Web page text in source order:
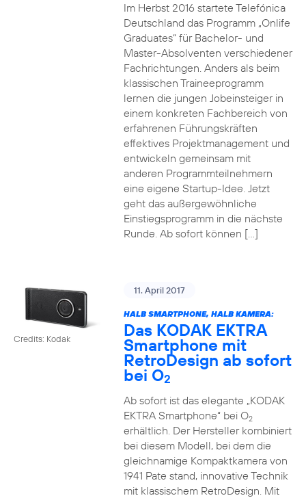
Im Herbst 2016 startete Telefónica
Deutschland das Programm „Onlife
Graduates“ für Bachelor- und
Master-Absolventen verschiedener
Fachrichtungen. Anders als beim
klassischen Traineeprogramm
lernen die jungen Jobeinsteiger in
einem konkreten Fachbereich von
erfahrenen Führungskräften
effektives Projektmanagement und
entwickeln gemeinsam mit
anderen Programmteilnehmern
eine eigene Startup-Idee. Jetzt
geht das außergewöhnliche
Einstiegsprogramm in die nächste
Runde. Ab sofort können […]
Credits: Kodak
11. April 2017
HALB SMARTPHONE, HALB KAMERA:
Das KODAK EKTRA
Smartphone mit
RetroDesign ab sofort
bei O2
Ab sofort ist das elegante „KODAK
EKTRA Smartphone“ bei O2
erhältlich. Der Hersteller kombiniert
bei diesem Modell, bei dem die
gleichnamige Kompaktkamera von
1941 Pate stand, innovative Technik
mit klassischem RetroDesign. Mit